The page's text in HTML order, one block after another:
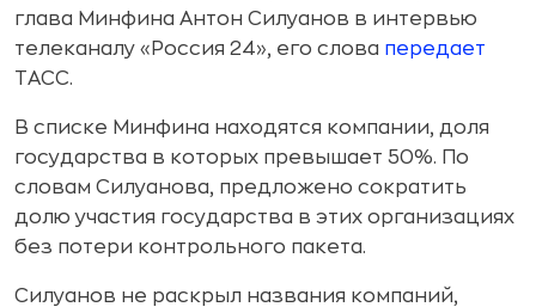
глава Минфина Антон Силуанов в интервью
телеканалу «Россия 24», его слова передает
ТАСС.
В списке Минфина находятся компании, доля
государства в которых превышает 50%. По
словам Силуанова, предложено сократить
долю участия государства в этих организациях
без потери контрольного пакета.
Силуанов не раскрыл названия компаний,